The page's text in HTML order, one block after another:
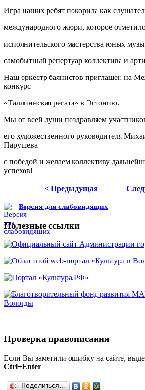
Игра наших ребят покорила как
международного жюри, которое
исполнительского мастерства юных
самобытный репертуар коллектива и
Наш оркестр баянистов приглашен на
конкурс
«Таллиннская регата» в Эстонию.
Мы от всей души поздравляем
его художественного руководителя
Парушева
с победой и желаем коллективу
успехов!
< Предыдущая
Версия для слабовидящих
Полезные ссылки
Проверка правописания
Если Вы заметили ошибку на сайте,
Ctrl+Enter
Поделиться…